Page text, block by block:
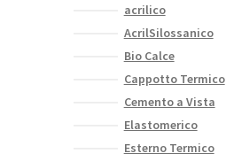
acrilico
AcrilSilossanico
Bio Calce
Cappotto Termico
Cemento a Vista
Elastomerico
Esterno Termico